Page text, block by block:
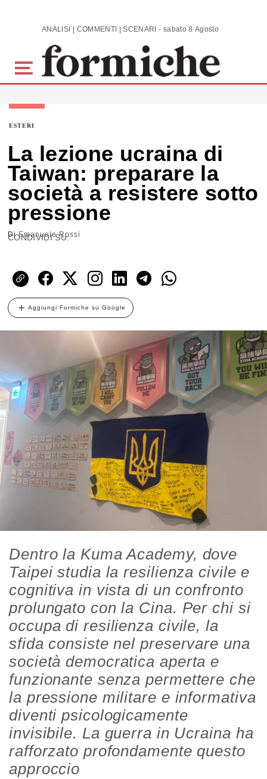
Skip to main content ANALISI | COMMENTI | SCENARI - sabato 8 Agosto 2026
ESTERI
La lezione ucraina di
Taiwan: preparare la
società a resistere sotto
pressione
DiEmanuele Rossi
CONDIVIDI SU:
Aggiungi Formiche su Google
Dentro la Kuma Academy, dove
Taipei studia la resilienza civile e
cognitiva in vista di un confronto
prolungato con la Cina. Per chi si
occupa di resilienza civile, la
sfida consiste nel preservare una
società democratica aperta e
funzionante senza permettere che
la pressione militare e informativa
diventi psicologicamente
invisibile. La guerra in Ucraina ha
rafforzato profondamente questo
approccio